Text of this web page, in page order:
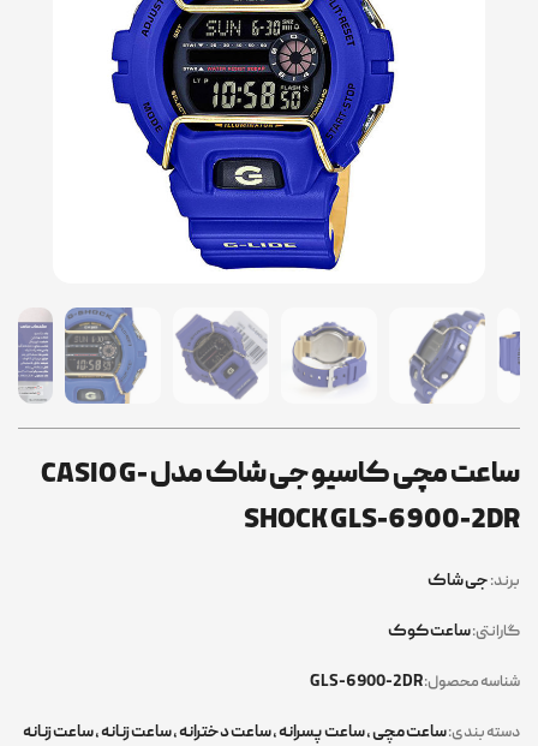
ساعت مچی کاسیو جی شاک مدل CASIO G-
SHOCK GLS-6900-2DR
برند:جی شاک
گارانتی:ساعت کوک
شناسه محصول:
دسته بندی:ساعت مچی,ساعت پسرانه,ساعت دخترانه,ساعت زنانه,ساعت زنانه